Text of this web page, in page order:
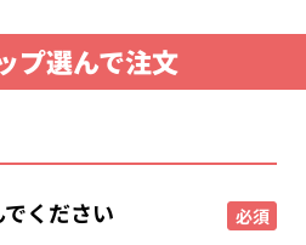
プ選んで注文
ください 必須